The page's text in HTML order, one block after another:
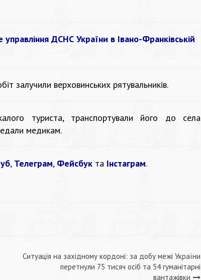
управління ДСНС України в Івано-Франківській
залучили верховинських рятувальників.
туриста, транспортували його до села
медикам.
, Телеграм, Фейсбук та Інстаграм.
Ситуація на західному кордоні: за добу межі України
перетнули 75 тисяч осіб та 54 гуманітарні
вантажівки